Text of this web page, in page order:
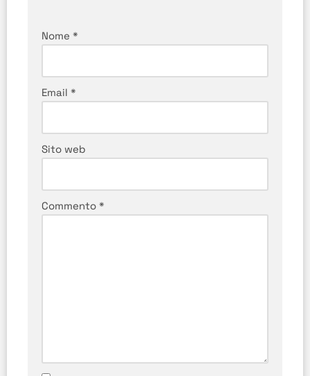
Nome *
Email *
Sito web
Commento *